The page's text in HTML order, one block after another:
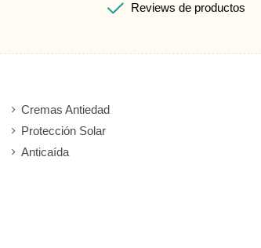
Reviews de productos
Cremas Antiedad
Protección Solar
Anticaída